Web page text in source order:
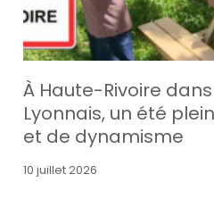
À Haute-Rivoire
Lyonnais, un été
et de dynamisme
10 juillet 2026